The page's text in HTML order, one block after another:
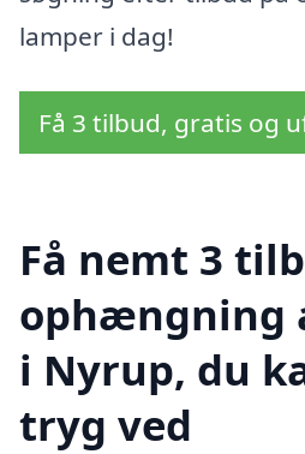
lamper i dag!
Få 3 tilbud, gratis og
Få nemt 3
ophængning
i Nyrup, du
tryg ved